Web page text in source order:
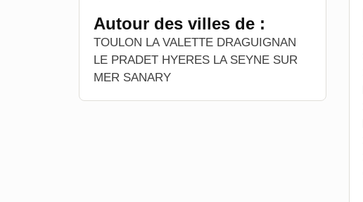
Autour des villes de :
TOULON LA VALETTE DRAGUIGNAN
LE PRADET HYERES LA SEYNE SUR
MER SANARY